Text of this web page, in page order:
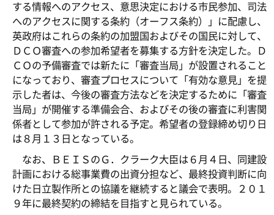
する情報へのアクセス、意思決定における市民参加、司法
へのアクセスに関する条約（オーフス条約）」に配慮し、
英政府はこれらの条約の加盟国およびその国民に対して、
ＤＣＯ審査への参加希望者を募集する方針を決定した。Ｄ
ＣＯの予備審査では新たに「審査当局」が設置されること
になっており、審査プロセスについて「有効な意見」を提
示した者は、今後の審査方法などを決定するために「審査
当局」が開催する準備会合、およびその後の審査に利害関
係者として参加が許される予定。希望者の登録締め切り日
は８月１３日となっている。
なお、ＢＥＩＳのＧ．クラーク大臣は６月４日、同建設
計画における総事業費の出資分担など、最終投資判断に向
けた日立製作所との協議を継続すると議会で表明。２０１
９年に最終契約の締結を目指すと見られている。